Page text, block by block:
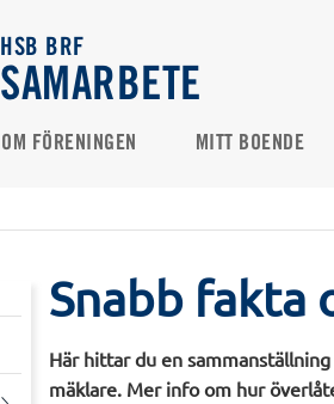
HSB BRF
SAMARBETE
OM FÖRENINGEN MITT BOENDE
Snabb fakta
Här hittar du en
mäklare. Mer info om hur